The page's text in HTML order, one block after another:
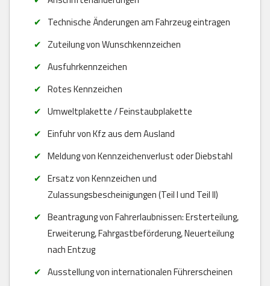
Technische Änderungen am Fahrzeug eintragen
Zuteilung von Wunschkennzeichen
Ausfuhrkennzeichen
Rotes Kennzeichen
Umweltplakette / Feinstaubplakette
Einfuhr von Kfz aus dem Ausland
Meldung von Kennzeichenverlust oder Diebstahl
Ersatz von Kennzeichen und
Zulassungsbescheinigungen (Teil I und Teil II)
Beantragung von Fahrerlaubnissen: Ersterteilung,
Erweiterung, Fahrgastbeförderung, Neuerteilung
nach Entzug
Ausstellung von internationalen Führerscheinen